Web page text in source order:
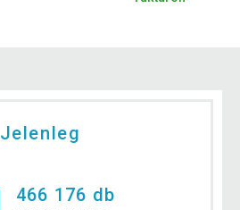
Jelenleg
466 176 db